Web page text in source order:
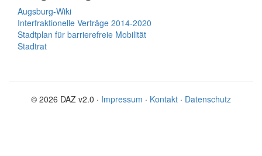
Augsburg-Wiki
Interfraktionelle Verträge 2014-2020
Stadtplan für barrierefreie Mobilität
Stadtrat
© 2026 DAZ v2.0 · Impressum · Kontakt · Datenschutz